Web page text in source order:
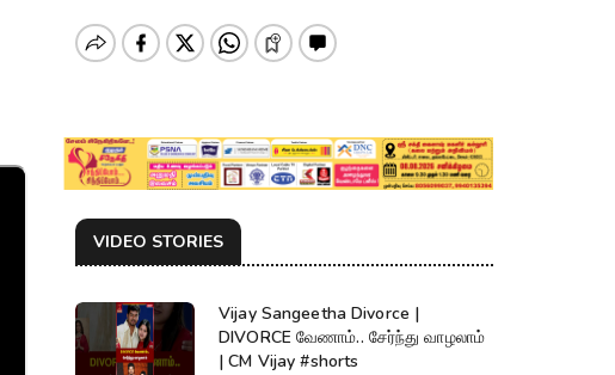
VIDEO STORIES
Vijay Sangeetha Divorce |
DIVORCE வேணாம்.. சேர்ந்து வாழலாம்
| CM Vijay #shorts